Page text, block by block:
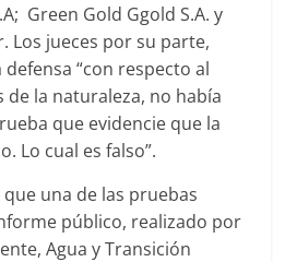
Green Gold Ggold S.A. y
Los jueces por su parte,
“con respecto al
de la naturaleza, no había
que evidencie que la
Lo cual es falso”.
una de las pruebas
público, realizado por
Agua y Transición